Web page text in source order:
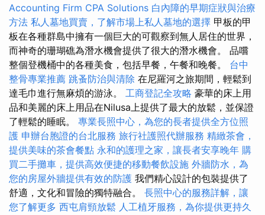
Accounting Firm CPA Solutions 白內障的早期症狀與治療
方法 私人墓地買賣，了解市場上私人墓地的選擇 甲板的甲
板在各種群島中擁有一個巨大的可觀察到無人居住的世界，
而神奇的珊瑚礁為潛水機會提供了很大的潛水機會。 品嚐
整個登機桶中的各種美食，包括早餐，午餐和晚餐。 台中
整骨專業推薦 跳蚤防治與清除 在尼羅河之旅期間，輕鬆到
達毛巾進行無麻煩的游泳。 工商登記全攻略 豪華的床上用
品和美麗的床上用品在Nilusa上提供了最大的放鬆，並保證
了輕鬆的睡眠。 專業長照中心，為您的長者提供全方位照
護 申辦台胞證的台北服務 旅行社護照代辦服務 精緻茶會，
提供美味的茶會餐點 永和的護理之家，讓長者安享晚年 購
買二手攤車，提供高效便捷的移動餐飲設施 外牆防水，為
您的房屋外牆提供有效的防護 我們精心設計的包裝提供了
舒適，文化和冒險的獨特融合。 長照中心的服務詳解，讓
您了解更多 西屯肩頸放鬆 人工植牙服務，為你提供更持久